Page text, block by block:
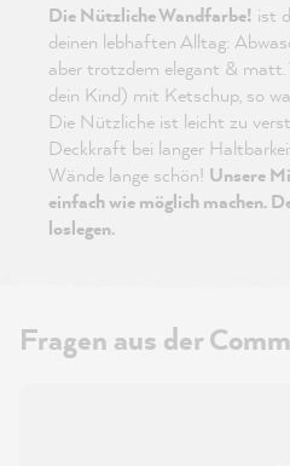
Die Nützliche Wandfarbe! ist
deinen lebhaften Alltag:
aber trotzdem elegant &
dein Kind) mit Ketschup, so
Die Nützliche ist leicht zu
Deckkraft bei langer
Wände lange schön! Unsere
einfach wie möglich machen.
loslegen.
Fragen aus der